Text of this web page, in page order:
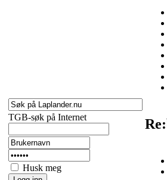
TGB-søk på Internet
Husk meg